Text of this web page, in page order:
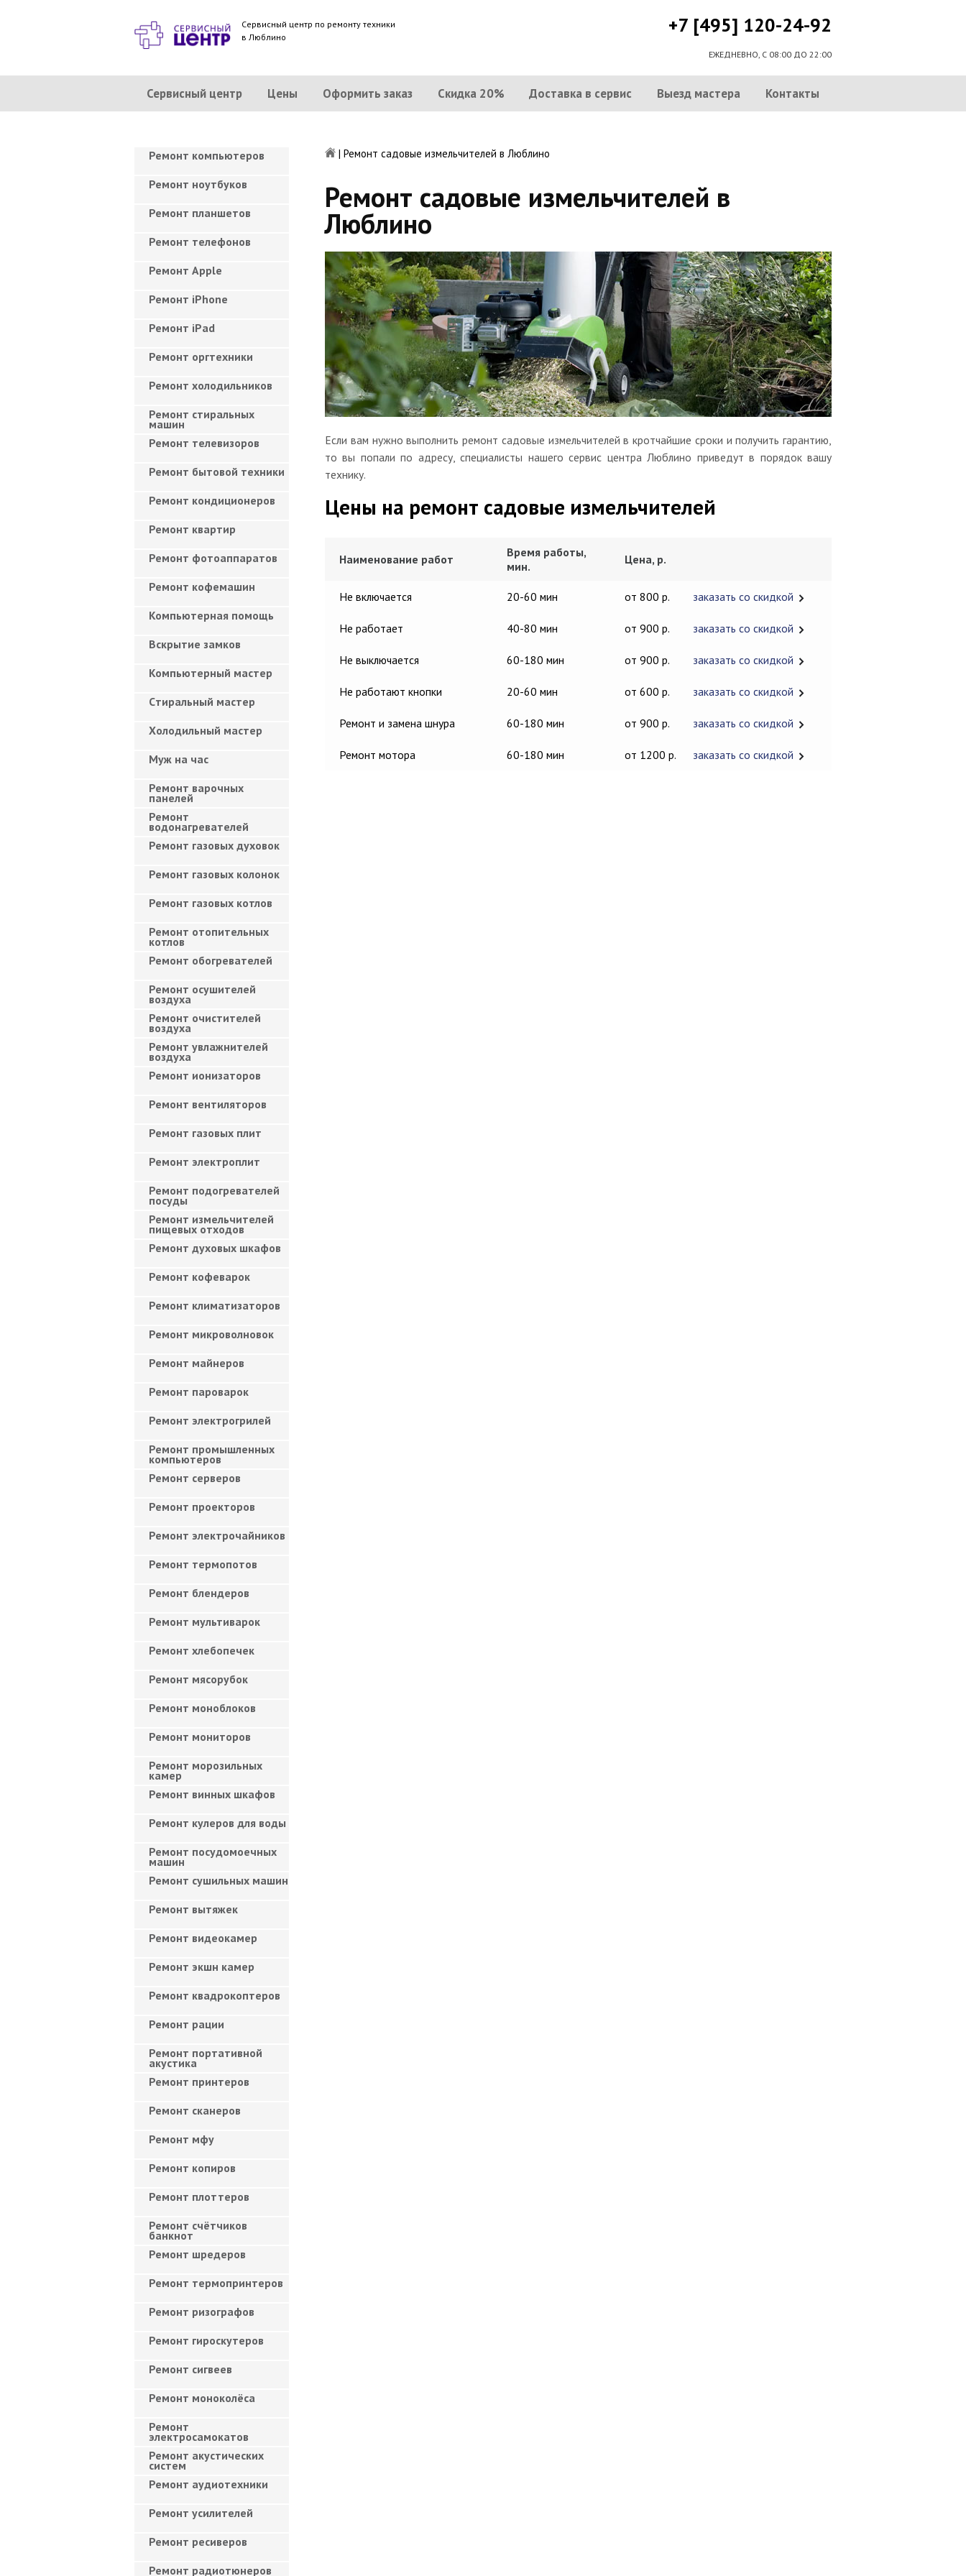
Сервисный центр по ремонту техники
в Люблино
+7 [495] 120-24-92
ЕЖЕДНЕВНО, С 08:00 ДО 22:00
Сервисный центр Цены Оформить заказ Скидка 20% Доставка в сервис Выезд мастера Контакты
| Ремонт садовые измельчителей в Люблино
Ремонт садовые измельчителей в
Люблино
Если вам нужно выполнить ремонт садовые измельчителей в кротчайшие сроки и получить гарантию,
то вы попали по адресу, специалисты нашего сервис центра Люблино приведут в порядок вашу
технику.
Цены на ремонт садовые измельчителей
Наименование работ
Время работы,
мин.
Цена, р.
Не включается 20-60 мин от 800 р. заказать со скидкой
Не работает 40-80 мин от 900 р. заказать со скидкой
Не выключается 60-180 мин от 900 р. заказать со скидкой
Не работают кнопки 20-60 мин от 600 р. заказать со скидкой
Ремонт и замена шнура 60-180 мин от 900 р. заказать со скидкой
Ремонт мотора 60-180 мин от 1200 р. заказать со скидкой
Ремонт компьютеров
Ремонт ноутбуков
Ремонт планшетов
Ремонт телефонов
Ремонт Apple
Ремонт iPhone
Ремонт iPad
Ремонт оргтехники
Ремонт холодильников
Ремонт стиральных
машин
Ремонт телевизоров
Ремонт бытовой техники
Ремонт кондиционеров
Ремонт квартир
Ремонт фотоаппаратов
Ремонт кофемашин
Компьютерная помощь
Вскрытие замков
Компьютерный мастер
Cтиральный мастер
Холодильный мастер
Муж на час
Ремонт варочных
панелей
Ремонт
водонагревателей
Ремонт газовых духовок
Ремонт газовых колонок
Ремонт газовых котлов
Ремонт отопительных
котлов
Ремонт обогревателей
Ремонт осушителей
воздуха
Ремонт очистителей
воздуха
Ремонт увлажнителей
воздуха
Ремонт ионизаторов
Ремонт вентиляторов
Ремонт газовых плит
Ремонт электроплит
Ремонт подогревателей
посуды
Ремонт измельчителей
пищевых отходов
Ремонт духовых шкафов
Ремонт кофеварок
Ремонт климатизаторов
Ремонт микроволновок
Ремонт майнеров
Ремонт пароварок
Ремонт электрогрилей
Ремонт промышленных
компьютеров
Ремонт серверов
Ремонт проекторов
Ремонт электрочайников
Ремонт термопотов
Ремонт блендеров
Ремонт мультиварок
Ремонт хлебопечек
Ремонт мясорубок
Ремонт моноблоков
Ремонт мониторов
Ремонт морозильных
камер
Ремонт винных шкафов
Ремонт кулеров для воды
Ремонт посудомоечных
машин
Ремонт сушильных машин
Ремонт вытяжек
Ремонт видеокамер
Ремонт экшн камер
Ремонт квадрокоптеров
Ремонт рации
Ремонт портативной
акустика
Ремонт принтеров
Ремонт сканеров
Ремонт мфу
Ремонт копиров
Ремонт плоттеров
Ремонт счётчиков
банкнот
Ремонт шредеров
Ремонт термопринтеров
Ремонт ризографов
Ремонт гироскутеров
Ремонт сигвеев
Ремонт моноколёса
Ремонт
электросамокатов
Ремонт акустических
систем
Ремонт аудиотехники
Ремонт усилителей
Ремонт ресиверов
Ремонт радиотюнеров